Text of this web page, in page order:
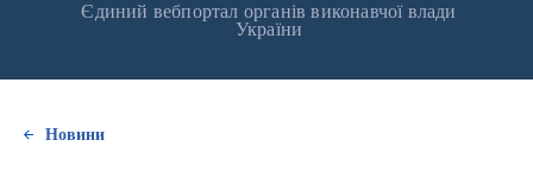
Єдиний вебпортал органів виконавчої влади
України
Новини